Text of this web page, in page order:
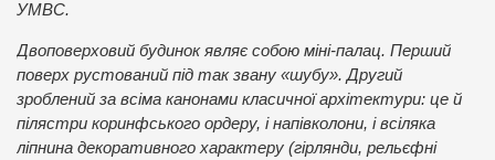
УМВС.
Двоповерховий будинок являє собою міні-палац. Перший
поверх рустований під так звану «шубу». Другий
зроблений за всіма канонами класичної архітектури: це й
пілястри коринфського ордеру, і напівколони, і всіляка
ліпнина декоративного характеру (гірлянди, рельєфні